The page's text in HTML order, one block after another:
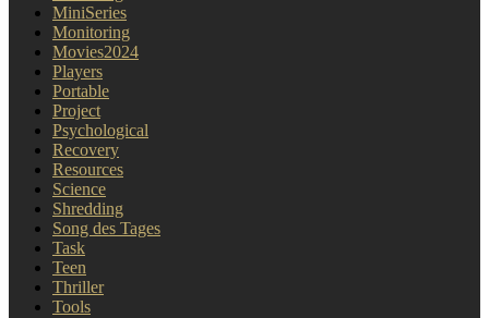
MiniSeries
Monitoring
Movies2024
Players
Portable
Project
Psychological
Recovery
Resources
Science
Shredding
Song des Tages
Task
Teen
Thriller
Tools